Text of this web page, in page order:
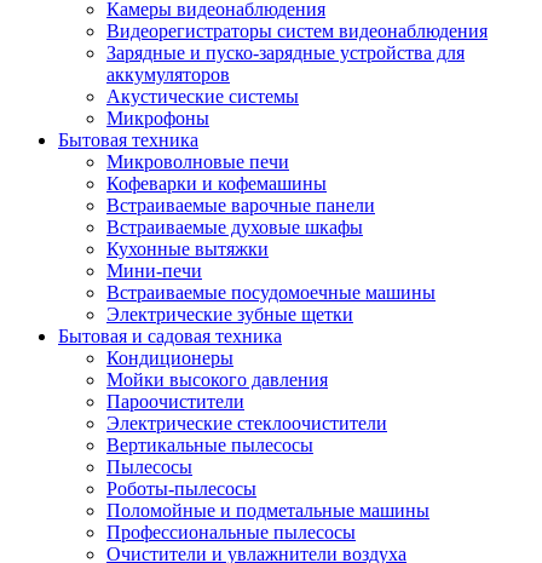
Камеры видеонаблюдения
Видеорегистраторы систем видеонаблюдения
Зарядные и пуско-зарядные устройства для
аккумуляторов
Акустические системы
Микрофоны
Бытовая техника
Микроволновые печи
Кофеварки и кофемашины
Встраиваемые варочные панели
Встраиваемые духовые шкафы
Кухонные вытяжки
Мини-печи
Встраиваемые посудомоечные машины
Электрические зубные щетки
Бытовая и садовая техника
Кондиционеры
Мойки высокого давления
Пароочистители
Электрические стеклоочистители
Вертикальные пылесосы
Пылесосы
Роботы-пылесосы
Поломойные и подметальные машины
Профессиональные пылесосы
Очистители и увлажнители воздуха